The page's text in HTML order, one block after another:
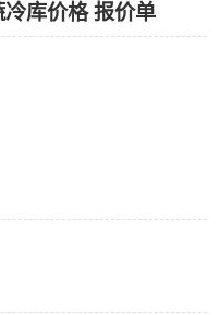
库价格 报价单